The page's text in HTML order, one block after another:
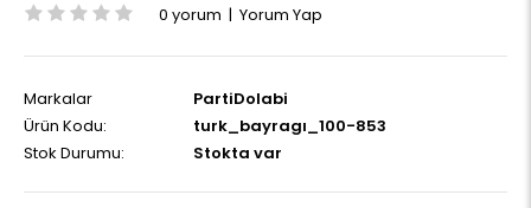
0 yorum | Yorum Yap
Markalar
PartiDolabi
Ürün Kodu:
turk_bayragı_100-853
Stok Durumu:
Stokta var